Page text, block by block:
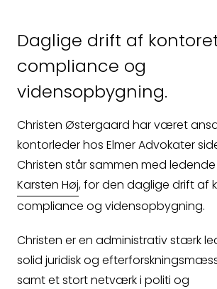
Kontakt
Fagområder
Om os
Medarbejdere
Spørgsmål
Daglige drift af
compliance og
vidensopbygning.
Christen Østergaard har været
kontorleder hos Elmer Advokater
Christen står sammen med
Karsten Høj, for den daglige drift af
compliance og vidensopbygning.
Christen er en administrativ stærk
solid juridisk og
samt et stort netværk i politi og